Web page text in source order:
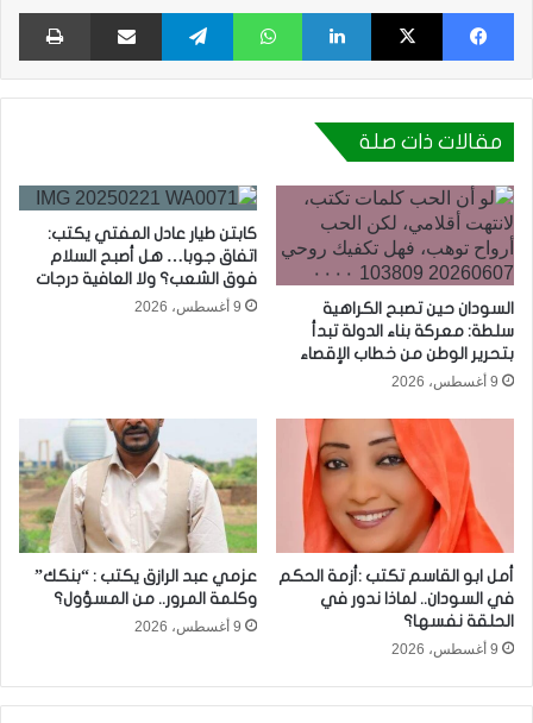
فيسبوك X لينكدإن واتساب تيلقرام مشاركة عبر البريد
مقالات ذات صلة
السودان حين تصبح الكراهية
سلطة: معركة بناء الدولة تبدأ
بتحرير الوطن من خطاب الإقصاء
9 أغسطس، 2026
كابتن طيار عادل المفتي يكتب:
اتفاق جوبا… هل أصبح السلام
فوق الشعب؟ ولا العافية درجات
9 أغسطس، 2026
أمل ابو القاسم تكتب :أزمة الحكم
في السودان.. لماذا ندور في
الحلقة نفسها؟
9 أغسطس، 2026
عزمي عبد الرازق يكتب : “بنكك”
وكلمة المرور.. من المسؤول؟
9 أغسطس، 2026